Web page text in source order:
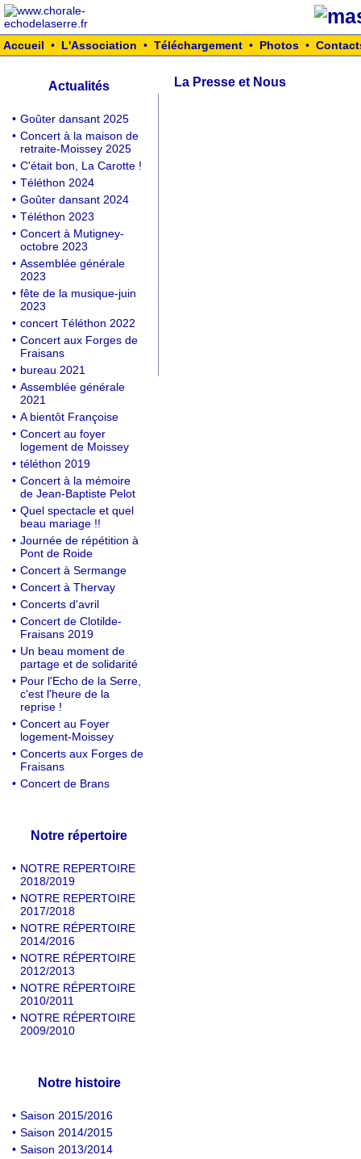
Accueil • L'Association • Téléchargement • Photos •
Actualités
• Goûter dansant 2025
• Concert à la maison de
retraite-Moissey 2025
• C'était bon, La Carotte !
• Téléthon 2024
• Goûter dansant 2024
• Téléthon 2023
• Concert à Mutigney-
octobre 2023
• Assemblée générale
2023
• fête de la musique-juin
2023
• concert Téléthon 2022
• Concert aux Forges de
Fraisans
• bureau 2021
• Assemblée générale
2021
• A bientôt Françoise
• Concert au foyer
logement de Moissey
• téléthon 2019
• Concert à la mémoire
de Jean-Baptiste Pelot
• Quel spectacle et quel
beau mariage !!
• Journée de répétition à
Pont de Roide
• Concert à Sermange
• Concert à Thervay
• Concerts d'avril
• Concert de Clotilde-
Fraisans 2019
• Un beau moment de
partage et de solidarité
• Pour l'Echo de la Serre,
c'est l'heure de la
reprise !
• Concert au Foyer
logement-Moissey
• Concerts aux Forges de
Fraisans
• Concert de Brans
Notre répertoire
• NOTRE REPERTOIRE
2018/2019
• NOTRE REPERTOIRE
2017/2018
• NOTRE RÉPERTOIRE
2014/2016
• NOTRE RÉPERTOIRE
2012/2013
• NOTRE RÉPERTOIRE
2010/2011
• NOTRE RÉPERTOIRE
2009/2010
Notre histoire
• Saison 2015/2016
• Saison 2014/2015
• Saison 2013/2014
La Presse et Nous